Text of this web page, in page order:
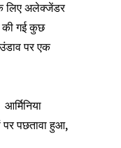
लिए अलेक्जेंडर
की गई कुछ
पर एक
पछतावा हुआ,